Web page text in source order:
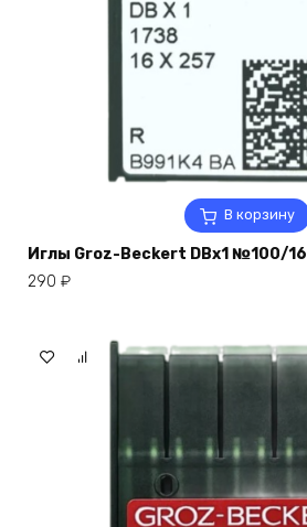
В корзину
Иглы Groz-Beckert DBx1 №100/16
290 ₽